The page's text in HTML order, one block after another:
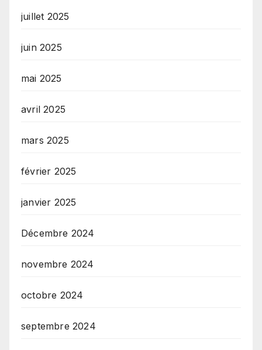
juillet 2025
juin 2025
mai 2025
avril 2025
mars 2025
février 2025
janvier 2025
Décembre 2024
novembre 2024
octobre 2024
septembre 2024